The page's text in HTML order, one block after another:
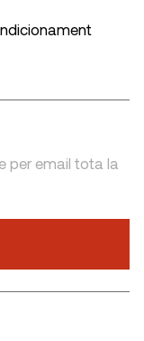
per email tota la